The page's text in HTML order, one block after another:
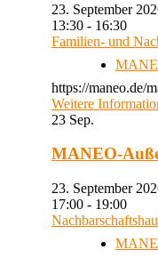
23. September
13:30 - 16:30
Familien- und
https://maneo.de/
Weitere
23 Sep.
MANEO-
23. September
17:00 - 19:00